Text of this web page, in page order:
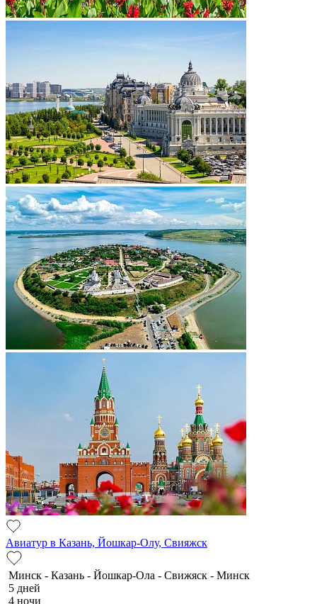
Авиатур в Казань, Йошкар-Олу, Свияжск
Минск - Казань - Йошкар-Ола - Свижяск - Минск
5 дней
4 ночи